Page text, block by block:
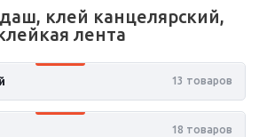
клей канцелярский,
лента
13 товаров
18 товаров